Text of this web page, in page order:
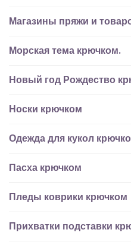
Магазины пряжи и
Морская тема крючком.
Новый год Рождество
Носки крючком
Одежда для кукол
Пасха крючком
Пледы коврики крючком
Прихватки подставки